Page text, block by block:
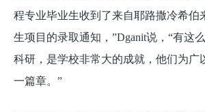
程专业毕业生收到了来自耶路撒冷希伯
生项目的录取通知，”Dganit说，“有这
科研，是学校非常大的成就，他们为广
一篇章。”